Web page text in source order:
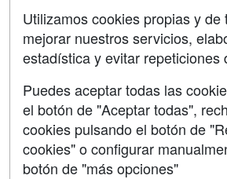
Contactar
Confidencialidad
Aviso legal
Copyleft
Utilizamos cookies propias y de
mejorar nuestros servicios,
estadística y evitar repeticiones
Puedes aceptar todas las
el botón de "Aceptar todas",
cookies pulsando el botón de
cookies" o configurar
botón de "más opciones"